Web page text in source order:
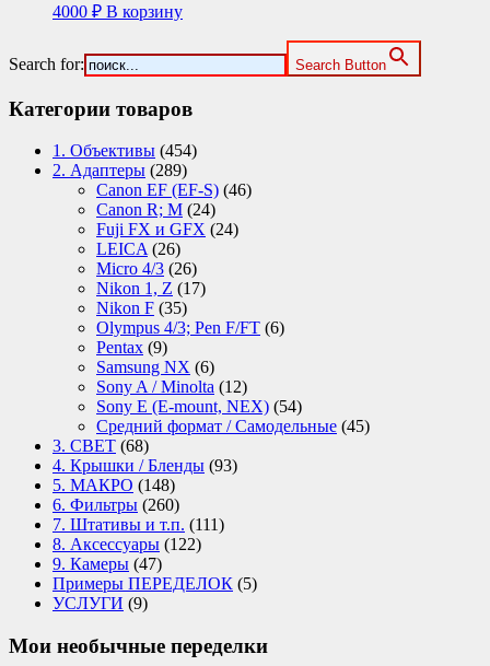
4000 ₽ В корзину
Search for: Search Button
Категории товаров
1. Объективы (454)
2. Адаптеры (289)
Canon EF (EF-S) (46)
Canon R; M (24)
Fuji FX и GFX (24)
LEICA (26)
Micro 4/3 (26)
Nikon 1, Z (17)
Nikon F (35)
Olympus 4/3; Pen F/FT (6)
Pentax (9)
Samsung NX (6)
Sony A / Minolta (12)
Sony E (E-mount, NEX) (54)
Средний формат / Самодельные (45)
3. СВЕТ (68)
4. Крышки / Бленды (93)
5. МАКРО (148)
6. Фильтры (260)
7. Штативы и т.п. (111)
8. Аксессуары (122)
9. Камеры (47)
Примеры ПЕРЕДЕЛОК (5)
УСЛУГИ (9)
Мои необычные переделки